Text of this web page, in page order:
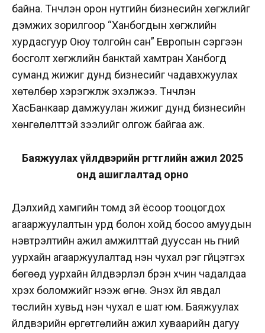
байна. Түүнчлэн орон нутгийн бизнесийн хөгжлийг
дэмжих зорилгоор “Ханбогдын хөгжлийн
хурдасгуур Оюу толгойн сан” Европын сэргээн
босголт хөгжлийн банктай хамтран Ханбогд
суманд жижиг дунд бизнесийг чадавхжуулах
хөтөлбөр хэрэгжүүлж эхэлжээ. Түүнчлэн
ХасБанкаар дамжуулан жижиг дунд бизнесийн
хөнгөлөлттэй зээлийг олгож байгаа аж.
Баяжуулах үйлдвэрийн өргөтгөлийн ажил 2025
онд ашиглалтад орно
Дэлхийд хамгийн томд зүй ёсоор тооцогдох
агааржуулалтын урд болон хойд босоо амуудын
нэвтрэлтийн ажил амжилттай дууссан нь гүний
уурхайн агааржуулалтад нэн чухал үүрэг гүйцэтгэх
бөгөөд уурхайн үйлдвэрлэл бүрэн хүчин чадалдаа
хүрэх боломжийг нээж өгнө. Энэхүү үйл явдал
төслийн хувьд нэн чухал үе шат юм. Баяжуулах
үйлдвэрийн өргөтгөлийн ажил хуваарийн дагуу